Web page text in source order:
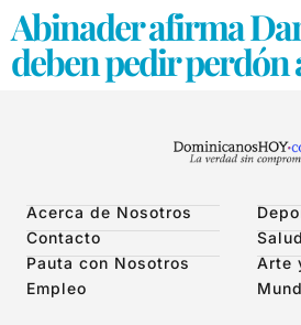
Abinader afirma
deben pedir perdón
Acerca de Nosotros
Contacto
Pauta con Nosotros
Empleo
Arte